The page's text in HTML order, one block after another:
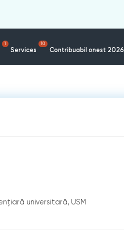
1
Services
10
Contribuabil onest 2026
universitară, USM